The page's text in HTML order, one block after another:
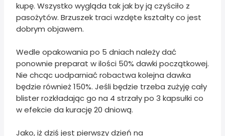
kupę. Wszystko wygląda tak jak by ją czyściło z
pasożytów. Brzuszek traci wzdęte kształty co jest
dobrym objawem.
Wedle opakowania po 5 dniach należy dać
ponownie preparat w ilości 50% dawki początkowej.
Nie chcąc uodparniać robactwa kolejna dawka
będzie również 150%. Jeśli będzie trzeba zużyję cały
blister rozkładając go na 4 strzały po 3 kapsułki co
w efekcie da kurację 20 dniową.
Jako, iż dziś jest pierwszy dzień na